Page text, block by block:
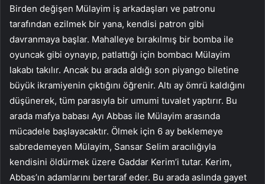
Birden değişen Mülayim iş arkadaşları ve patronu
tarafından ezilmek bir yana, kendisi patron gibi
davranmaya başlar. Mahalleye bırakılmış bir bomba ile
oyuncak gibi oynayıp, patlattığı için bombacı Mülayim
lakabı takılır. Ancak bu arada aldığı son piyango biletine
büyük ikramiyenin çıktığını öğrenir. Altı ay ömrü kaldığını
düşünerek, tüm parasıyla bir umumi tuvalet yaptırır. Bu
arada mafya babası Ayı Abbas ile Mülayim arasında
mücadele başlayacaktır. Ölmek için 6 ay beklemeye
sabredemeyen Mülayim, Sansar Selim aracılığıyla
kendisini öldürmek üzere Gaddar Kerim’i tutar. Kerim,
Abbas’ın adamlarını bertaraf eder. Bu arada aslında gayet